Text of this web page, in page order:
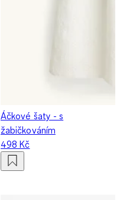
Áčkové šaty - s
žabičkováním
498 Kč